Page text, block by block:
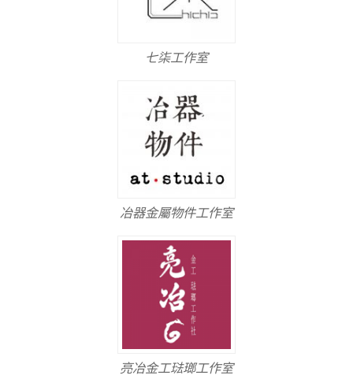
七柒工作室
冶器金屬物件工作室
亮冶金工琺瑯工作室